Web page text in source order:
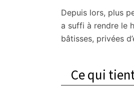
Depuis lors, plus
a suffi à rendre le
bâtisses, privées
Ce qui